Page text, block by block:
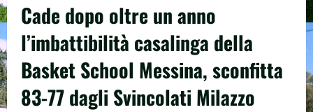
Cade dopo oltre un anno
l’imbattibilità casalinga della
Basket School Messina, sconfitta
83-77 dagli Svincolati Milazzo